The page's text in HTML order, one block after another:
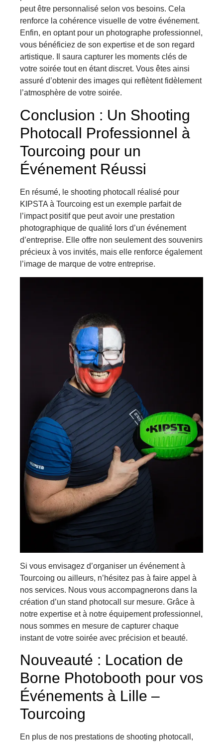
peut être personnalisé selon vos besoins. Cela
renforce la cohérence visuelle de votre événement.
Enfin, en optant pour un photographe professionnel,
vous bénéficiez de son expertise et de son regard
artistique. Il saura capturer les moments clés de
votre soirée tout en étant discret. Vous êtes ainsi
assuré d’obtenir des images qui reflètent fidèlement
l’atmosphère de votre soirée.
Conclusion : Un Shooting
Photocall Professionnel à
Tourcoing pour un
Événement Réussi
En résumé, le shooting photocall réalisé pour
KIPSTA à Tourcoing est un exemple parfait de
l’impact positif que peut avoir une prestation
photographique de qualité lors d’un événement
d’entreprise. Elle offre non seulement des souvenirs
précieux à vos invités, mais elle renforce également
l’image de marque de votre entreprise.
Si vous envisagez d’organiser un événement à
Tourcoing ou ailleurs, n’hésitez pas à faire appel à
nos services. Nous vous accompagnerons dans la
création d’un stand photocall sur mesure. Grâce à
notre expertise et à notre équipement professionnel,
nous sommes en mesure de capturer chaque
instant de votre soirée avec précision et beauté.
Nouveauté : Location de
Borne Photobooth pour vos
Événements à Lille –
Tourcoing
En plus de nos prestations de shooting photocall,